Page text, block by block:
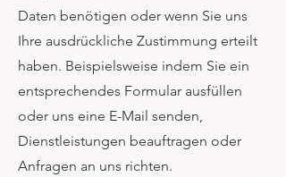
Daten benötigen oder wenn Sie uns
Ihre ausdrückliche Zustimmung erteilt
haben. Beispielsweise indem Sie ein
entsprechendes Formular ausfüllen
oder uns eine E-Mail senden,
Dienstleistungen beauftragen oder
Anfragen an uns richten.